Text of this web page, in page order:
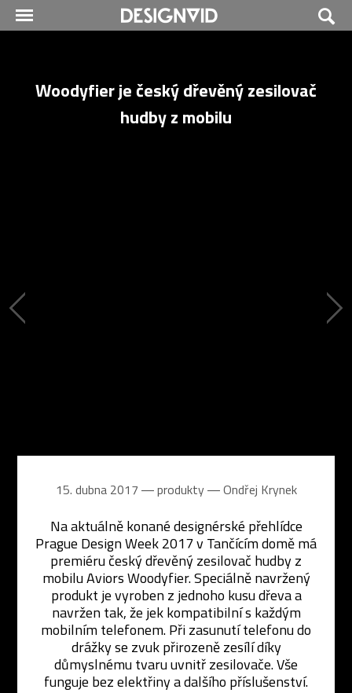
Woodyfier je český dřevěný zesilovač
hudby z mobilu
15. dubna 2017 ― produkty ―Ondřej Krynek
Na aktuálně konané designérské přehlídce
Prague Design Week 2017 v Tančícím domě má
premiéru český dřevěný zesilovač hudby z
mobilu Aviors Woodyfier. Speciálně navržený
produkt je vyroben z jednoho kusu dřeva a
navržen tak, že jek kompatibilní s každým
mobilním telefonem. Při zasunutí telefonu do
drážky se zvuk přirozeně zesílí díky
důmyslnému tvaru uvnitř zesilovače. Vše
funguje bez elektřiny a dalšího příslušenství.